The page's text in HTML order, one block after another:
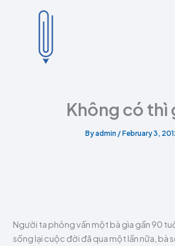
Không có thì
Byadmin /February 3,
Người ta phỏng vấn một bà gìa gần 90
sống lại cuộc đời đã qua một lần nữa, bà